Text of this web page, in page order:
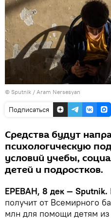
© Sputnik / Aram Nersesyan
Подписаться
Средства будут
психологическую
условий учебы,
детей и подростков.
ЕРЕВАН, 8 дек — Sputnik.
получит от Всемирного
млн для помощи детям из